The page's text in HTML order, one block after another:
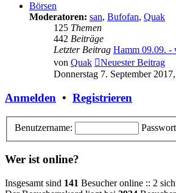
Börsen
Moderatoren: san, Bufofan, Quak
125 Themen
442 Beiträge
Letzter Beitrag Hamm 09.09. -
von Quak
Neuester Beitrag
Donnerstag 7. September
Anmelden • Registrieren
Benutzername:
Wer ist online?
Insgesamt sind 141 Besucher online :: 2